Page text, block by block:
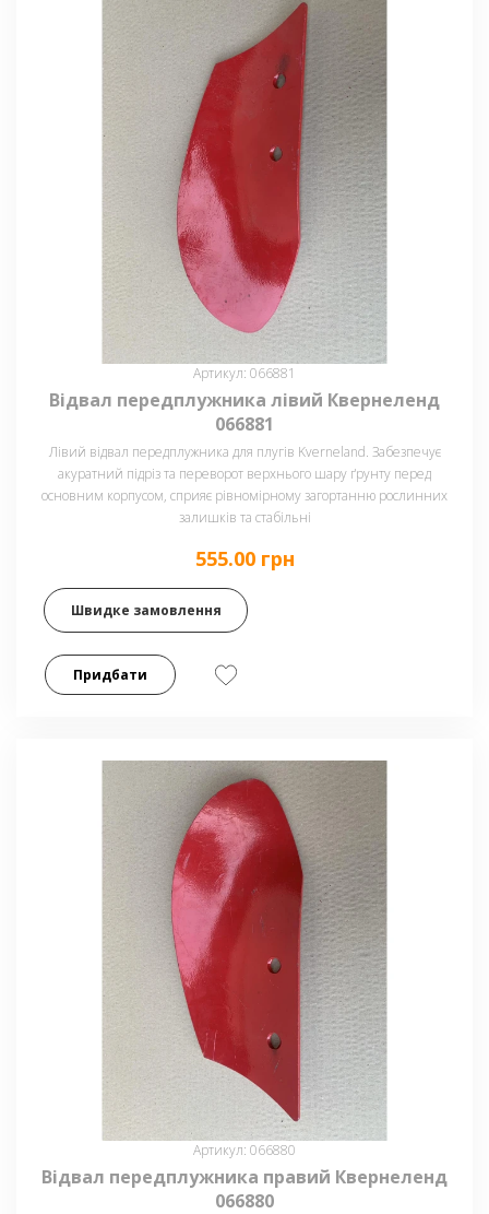
Артикул: 066881
Відвал передплужника лівий Квернеленд
066881
Лівий відвал передплужника для плугів Kverneland. Забезпечує
акуратний підріз та переворот верхнього шару ґрунту перед
основним корпусом, сприяє рівномірному загортанню рослинних
залишків та стабільні
555.00 грн
Швидке замовлення
Придбати
Артикул: 066880
Відвал передплужника правий Квернеленд
066880